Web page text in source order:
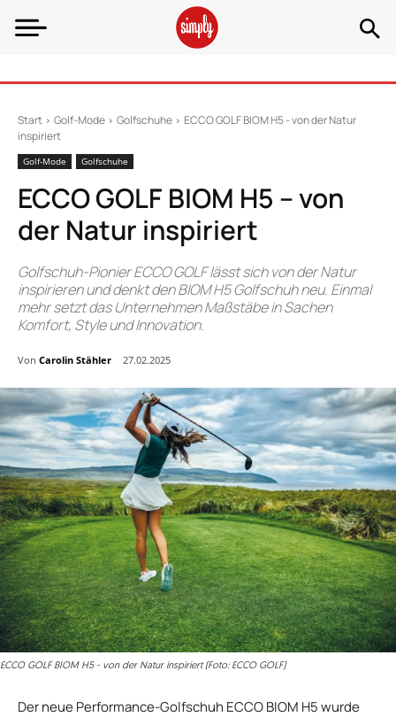
Start Golf-Mode Golfschuhe
ECCO GOLF BIOM H5 - von der Natur
inspiriert
Golf-Mode Golfschuhe
ECCO GOLF BIOM H5 – von
der Natur inspiriert
Golfschuh-Pionier ECCO GOLF lässt sich von der Natur
inspirieren und denkt den BIOM H5 Golfschuh neu. Einmal
mehr setzt das Unternehmen Maßstäbe in Sachen
Komfort, Style und Innovation.
Von Carolin Stähler 27.02.2025
ECCO GOLF BIOM H5 - von der Natur inspiriert (Foto: ECCO GOLF)
Der neue Performance-Golfschuh ECCO BIOM H5 wurde